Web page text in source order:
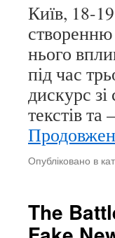
Київ, 18-
створенню
нього
під час
дискурс
текстів
Опубліковано в
The